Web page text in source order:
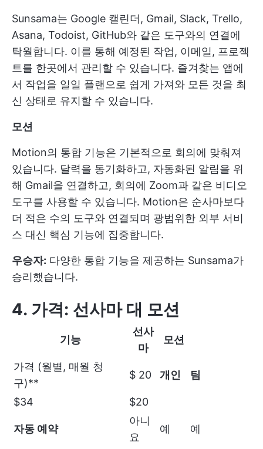
Sunsama는 Google 캘린더, Gmail, Slack, Trello,
Asana, Todoist, GitHub와 같은 도구와의 연결에
탁월합니다. 이를 통해 예정된 작업, 이메일, 프로젝
트를 한곳에서 관리할 수 있습니다. 즐겨찾는 앱에
서 작업을 일일 플랜으로 쉽게 가져와 모든 것을 최
신 상태로 유지할 수 있습니다.
모션
Motion의 통합 기능은 기본적으로 회의에 맞춰져
있습니다. 달력을 동기화하고, 자동화된 알림을 위
해 Gmail을 연결하고, 회의에 Zoom과 같은 비디오
도구를 사용할 수 있습니다. Motion은 순사마보다
더 적은 수의 도구와 연결되며 광범위한 외부 서비
스 대신 핵심 기능에 집중합니다.
우승자: 다양한 통합 기능을 제공하는 Sunsama가
승리했습니다.
4. 가격: 선사마 대 모션
기능
선사
마
모션
가격 (월별, 매월 청
구)**
$ 20 개인 팀
$34 $20
자동 예약
아니
요
예 예